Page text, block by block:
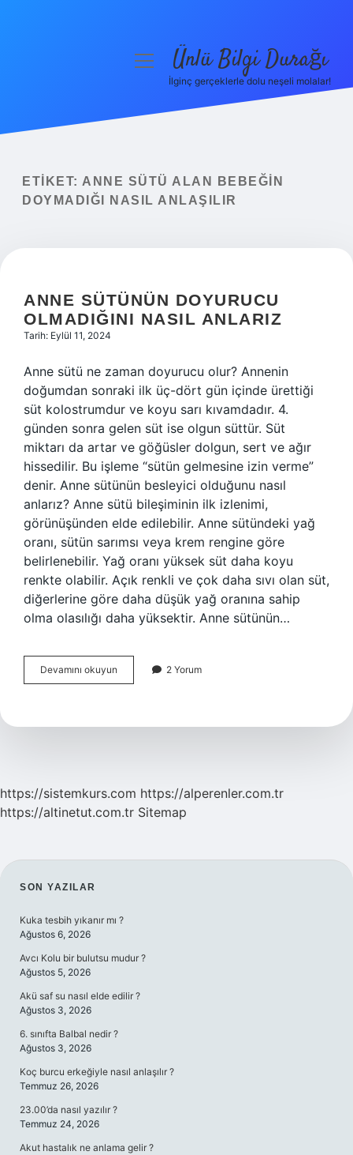
Yasal Uyarı
menüyüÜnlü Bilgi Durağı
İlginç gerçeklerle dolu neşeli molalar!
ETIKET: ANNE SÜTÜ ALAN BEBEĞIN
DOYMADIĞI NASIL ANLAŞILIR
ANNE SÜTÜNÜN DOYURUCU
OLMADIĞINI NASIL ANLARIZ
Tarih: Eylül 11, 2024
Anne sütü ne zaman doyurucu olur? Annenin
doğumdan sonraki ilk üç-dört gün içinde ürettiği
süt kolostrumdur ve koyu sarı kıvamdadır. 4.
günden sonra gelen süt ise olgun süttür. Süt
miktarı da artar ve göğüsler dolgun, sert ve ağır
hissedilir. Bu işleme “sütün gelmesine izin verme”
denir. Anne sütünün besleyici olduğunu nasıl
anlarız? Anne sütü bileşiminin ilk izlenimi,
görünüşünden elde edilebilir. Anne sütündeki yağ
oranı, sütün sarımsı veya krem ​​rengine göre
belirlenebilir. Yağ oranı yüksek süt daha koyu
renkte olabilir. Açık renkli ve çok daha sıvı olan süt,
diğerlerine göre daha düşük yağ oranına sahip
olma olasılığı daha yüksektir. Anne sütünün…
Devamını okuyun
Sütünün
Nasıl
2 Yorum
https://sistemkurs.com https://alperenler.com.tr
https://altinetut.com.tr Sitemap
SIDEBAR
SON YAZILAR
Kuka tesbih yıkanır mı ?
Ağustos 6, 2026
Avcı Kolu bir bulutsu mudur ?
Ağustos 5, 2026
Akü saf su nasıl elde edilir ?
Ağustos 3, 2026
6. sınıfta Balbal nedir ?
Ağustos 3, 2026
Koç burcu erkeğiyle nasıl anlaşılır ?
Temmuz 26, 2026
23.00’da nasıl yazılır ?
Temmuz 24, 2026
Akut hastalık ne anlama gelir ?